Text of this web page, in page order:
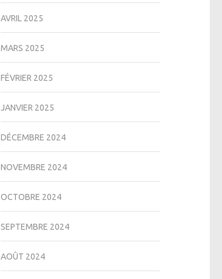
AVRIL 2025
MARS 2025
FÉVRIER 2025
JANVIER 2025
DÉCEMBRE 2024
NOVEMBRE 2024
OCTOBRE 2024
SEPTEMBRE 2024
AOÛT 2024